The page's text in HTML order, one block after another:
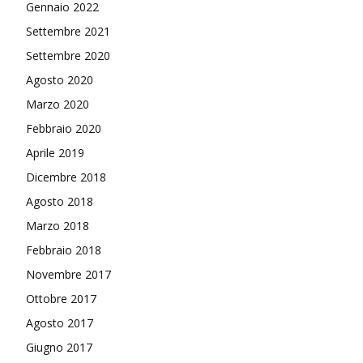
Gennaio 2022
Settembre 2021
Settembre 2020
Agosto 2020
Marzo 2020
Febbraio 2020
Aprile 2019
Dicembre 2018
Agosto 2018
Marzo 2018
Febbraio 2018
Novembre 2017
Ottobre 2017
Agosto 2017
Giugno 2017